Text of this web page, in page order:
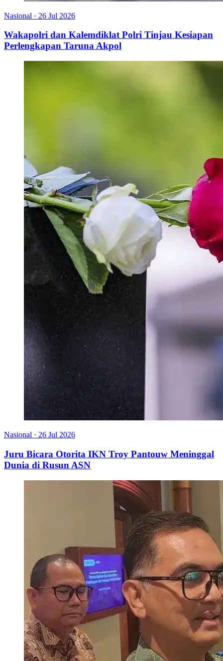
Nasional · 26 Jul 2026
Wakapolri dan Kalemdiklat Polri Tinjau Kesiapan
Perlengkapan Taruna Akpol
Nasional · 26 Jul 2026
Juru Bicara Otorita IKN Troy Pantouw Meninggal
Dunia di Rusun ASN